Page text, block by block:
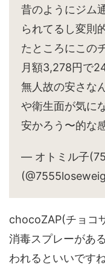
昔のようにジム
られてるし変則
たところにこの
月額3,278円で
無人故の安さな
や衛生面が気に
安かろう〜的な
— オトミル子
chocoZAP(チョコ
消毒スプレーがあ
われるといいですね